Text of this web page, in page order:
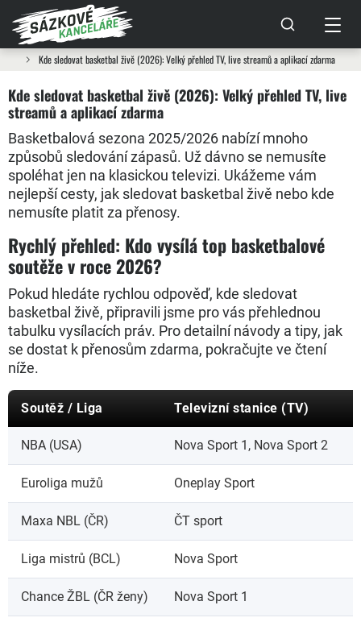
Kde sledovat basketbal živě (2026): Velký přehled TV, live streamů a aplikací zdarma
Kde sledovat basketbal živě (2026): Velký přehled TV, live
streamů a aplikací zdarma
Basketbalová sezona 2025/2026 nabízí mnoho
způsobů sledování zápasů. Už dávno se nemusíte
spoléhat jen na klasickou televizi. Ukážeme vám
nejlepší cesty, jak sledovat basketbal živě nebo kde
nemusíte platit za přenosy.
Rychlý přehled: Kdo vysílá top basketbalové
soutěže v roce 2026?
Pokud hledáte rychlou odpověď, kde sledovat
basketbal živě, připravili jsme pro vás přehlednou
tabulku vysílacích práv. Pro detailní návody a tipy, jak
se dostat k přenosům zdarma, pokračujte ve čtení
níže.
Soutěž / Liga Televizní stanice (TV)
NBA (USA) Nova Sport 1, Nova Sport 2
Euroliga mužů Oneplay Sport
Maxa NBL (ČR) ČT sport
Liga mistrů (BCL) Nova Sport
Chance ŽBL (ČR ženy) Nova Sport 1